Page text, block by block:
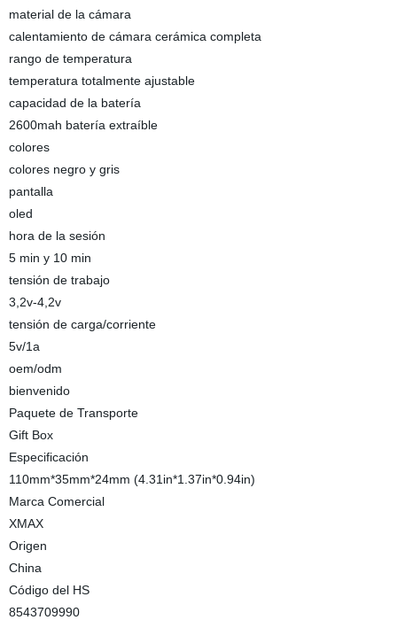
material de la cámara
calentamiento de cámara cerámica completa
rango de temperatura
temperatura totalmente ajustable
capacidad de la batería
2600mah batería extraíble
colores
colores negro y gris
pantalla
oled
hora de la sesión
5 min y 10 min
tensión de trabajo
3,2v-4,2v
tensión de carga/corriente
5v/1a
oem/odm
bienvenido
Paquete de Transporte
Gift Box
Especificación
110mm*35mm*24mm (4.31in*1.37in*0.94in)
Marca Comercial
XMAX
Origen
China
Código del HS
8543709990